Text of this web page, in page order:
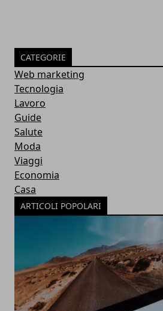
CATEGORIE
Web marketing
Tecnologia
Lavoro
Guide
Salute
Moda
Viaggi
Economia
Casa
ARTICOLI POPOLARI